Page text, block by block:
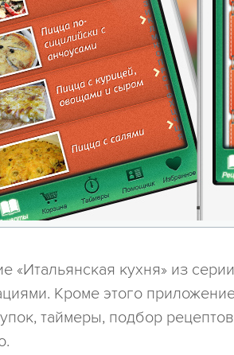
«Итальянская кухня» из
Кроме этого
таймеры, подбор